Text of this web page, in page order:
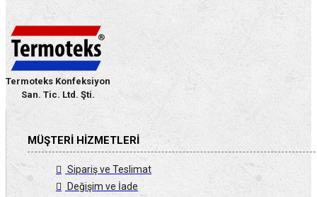
Termoteks Konfeksiyon
San. Tic. Ltd. Şti.
MÜŞTERI HIZMETLERI
Sipariş ve Teslimat
Değişim ve İade